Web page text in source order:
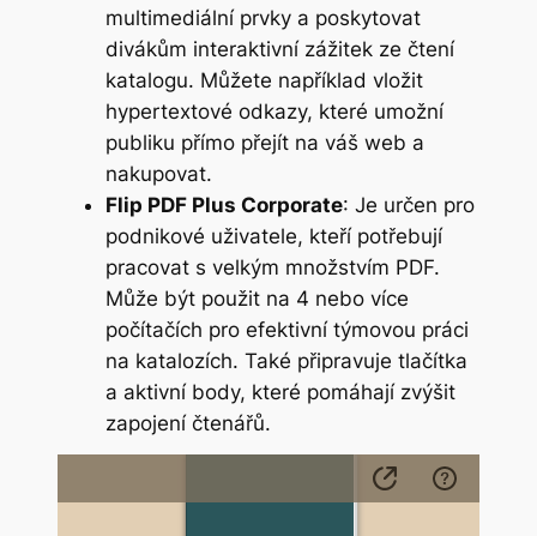
multimediální prvky a poskytovat
divákům interaktivní zážitek ze čtení
katalogu. Můžete například vložit
hypertextové odkazy, které umožní
publiku přímo přejít na váš web a
nakupovat.
Flip PDF Plus Corporate: Je určen pro
podnikové uživatele, kteří potřebují
pracovat s velkým množstvím PDF.
Může být použit na 4 nebo více
počítačích pro efektivní týmovou práci
na katalozích. Také připravuje tlačítka
a aktivní body, které pomáhají zvýšit
zapojení čtenářů.